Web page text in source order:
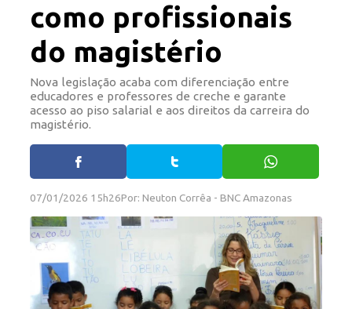
como profissionais
do magistério
Nova legislação acaba com diferenciação entre
educadores e professores de creche e garante
acesso ao piso salarial e aos direitos da carreira do
magistério.
07/01/2026 15h26Por: Neuton Corrêa - BNC Amazonas